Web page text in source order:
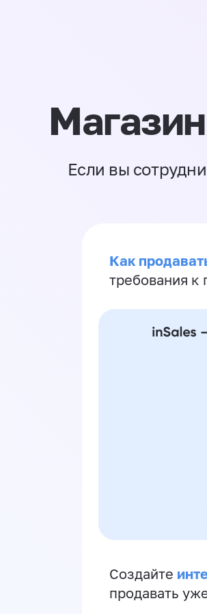
Если вы
Как
требования к
Создайте
продавать